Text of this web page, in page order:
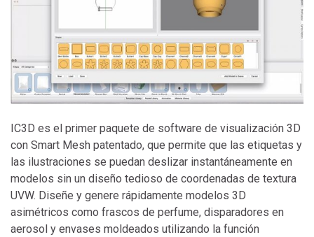
IC3D es el primer paquete de software de visualización 3D
con Smart Mesh patentado, que permite que las etiquetas y
las ilustraciones se puedan deslizar instantáneamente en
modelos sin un diseño tedioso de coordenadas de textura
UVW. Diseñe y genere rápidamente modelos 3D
asimétricos como frascos de perfume, disparadores en
aerosol y envases moldeados utilizando la función